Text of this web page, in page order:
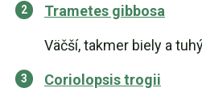
Trametes gibbosa
Väčší, takmer biely a
Coriolopsis trogii